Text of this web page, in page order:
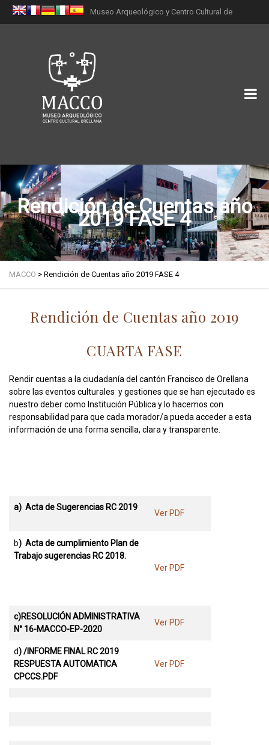
Museo Arqueológico y Centro Cultural de
Rendición de Cuentas año
2019 FASE 4
MACCO > Rendición de Cuentas año 2019 FASE 4
Rendición de Cuentas año 2019
CUARTA FASE
Rendir cuentas a la ciudadanía del cantón Francisco de Orellana
sobre las eventos culturales y gestiones que se han ejecutado es
nuestro deber como Institución Pública y lo hacemos con
responsabilidad para que cada morador/a pueda acceder a esta
información de una forma sencilla, clara y transparente.
a) Acta de Sugerencias RC 2019
Ver PDF
b) Acta de cumplimiento Plan de
Trabajo sugerencias RC 2018.
Ver PDF
c)RESOLUCIÓN ADMINISTRATIVA
N° 16-MACCO-EP-2020
Ver PDF
d) /INFORME FINAL RC 2019
RESPUESTA AUTOMATICA
CPCCS.PDF
Ver PDF